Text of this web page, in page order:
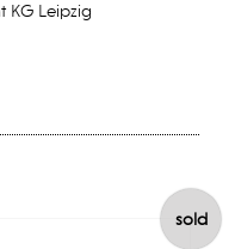
KG Leipzig
sold